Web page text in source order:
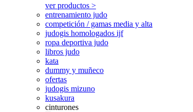
ver productos >
entrenamiento judo
competición / gamas media y alta
judogis homologados ijf
ropa deportiva judo
libros judo
kata
dummy y muñeco
ofertas
judogis mizuno
kusakura
cinturones